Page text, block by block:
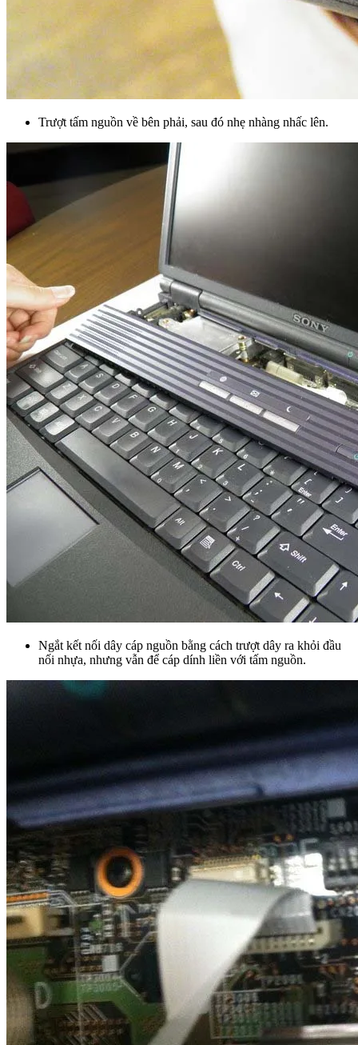
Trượt tấm nguồn về bên phải, sau đó nhẹ nhàng nhấc lên.
Ngắt kết nối dây cáp nguồn bằng cách trượt dây ra khỏi đầu
nối nhựa, nhưng vẫn để cáp dính liền với tấm nguồn.